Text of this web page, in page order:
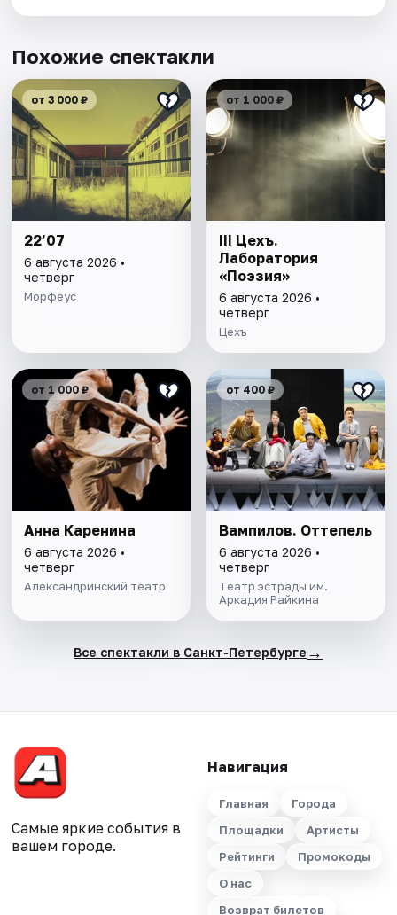
Похожие спектакли
от 3 000 ₽
22’07
6 августа 2026 •
четверг
Морфеус
от 1 000 ₽
III Цехъ.
Лаборатория
«Поэзия»
6 августа 2026 •
четверг
Цехъ
от 1 000 ₽
Анна Каренина
6 августа 2026 •
четверг
Александринский театр
от 400 ₽
Вампилов. Оттепель
6 августа 2026 •
четверг
Театр эстрады им.
Аркадия Райкина
Все спектакли в Санкт-Петербурге →
Самые яркие события в
вашем городе.
Навигация
Главная
Города
Площадки
Артисты
Рейтинги
Промокоды
О нас
Возврат билетов